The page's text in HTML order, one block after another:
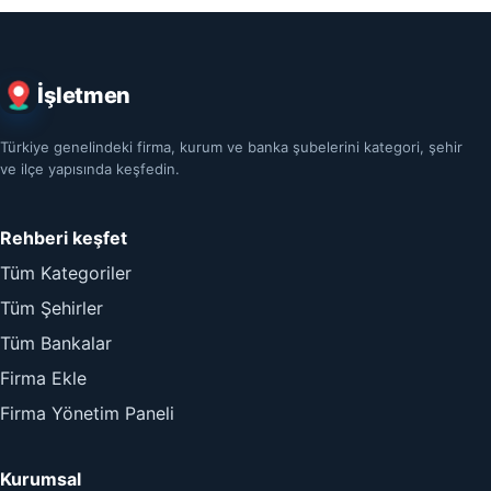
İşletmen
Türkiye genelindeki firma, kurum ve banka şubelerini kategori, şehir
ve ilçe yapısında keşfedin.
Rehberi keşfet
Tüm Kategoriler
Tüm Şehirler
Tüm Bankalar
Firma Ekle
Firma Yönetim Paneli
Kurumsal